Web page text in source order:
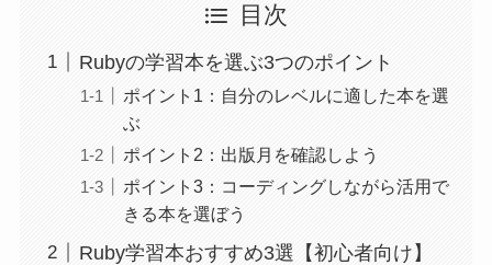
目次
Rubyの学習本を選ぶ3つのポイント
ポイント1：自分のレベルに適した本を選
ぶ
ポイント2：出版月を確認しよう
ポイント3：コーディングしながら活用で
きる本を選ぼう
Ruby学習本おすすめ3選【初心者向け】